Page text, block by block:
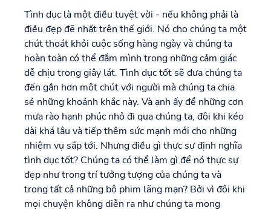
Tình dục là một điều tuyệt vời - nếu không phải là
điều đẹp đẽ nhất trên thế giới. Nó cho chúng ta một
chút thoát khỏi cuộc sống hàng ngày và chúng ta
hoàn toàn có thể đắm mình trong những cảm giác
dễ chịu trong giây lát. Tình dục tốt sẽ đưa chúng ta
đến gần hơn một chút với người mà chúng ta chia
sẻ những khoảnh khắc này. Và anh ấy để những cơn
mưa rào hạnh phúc nhỏ đi qua chúng ta, đôi khi kéo
dài khá lâu và tiếp thêm sức mạnh mới cho những
nhiệm vụ sắp tới. Nhưng điều gì thực sự định nghĩa
tình dục tốt? Chúng ta có thể làm gì để nó thực sự
đẹp như trong trí tưởng tượng của chúng ta và
trong tất cả những bộ phim lãng mạn? Bởi vì đôi khi
mọi chuyện không diễn ra như chúng ta mong